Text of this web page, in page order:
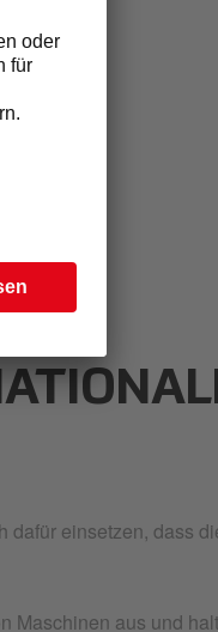
dafür einsetzen, dass
Maschinen aus und